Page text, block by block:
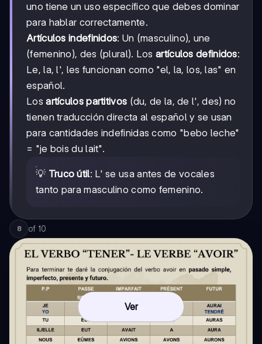
uno tiene un uso específico que debes dominar
para hablar correctamente.
Artículos indefinidos: Un (masculino), une
(femenino), des (plural). Losartículos definidos:
Le, la, l', les funcionan como "el, la, los, las" en
español.
Losartículos partitivos (du, de la, de l', des) no
tienen traducción directa al español y se usan
para cantidades indefinidas como "bebo leche"
= "je bois du lait".
💡 Truco útil: L' se usa antes de vocales
tanto para masculino como femenino.
8 of 10
Ver